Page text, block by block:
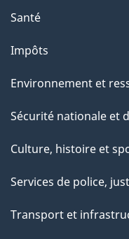
Santé
Impôts
Environnement et
Sécurité nationale et
Culture, histoire et
Services de police,
Transport et